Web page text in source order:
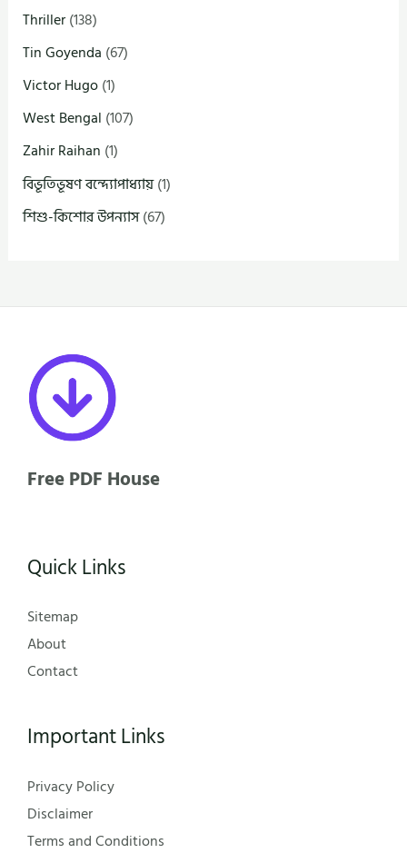
Thriller(138)
Tin Goyenda (67)
Victor Hugo(1)
West Bengal (107)
Zahir Raihan (1)
বিভূতিভূষণ বন্দ্যোপাধ্যায়(1)
শিশু-কিশোর উপন্যাস(67)
Free PDF House
Quick Links
Sitemap
About
Contact
Important Links
Privacy Policy
Disclaimer
Terms and Conditions